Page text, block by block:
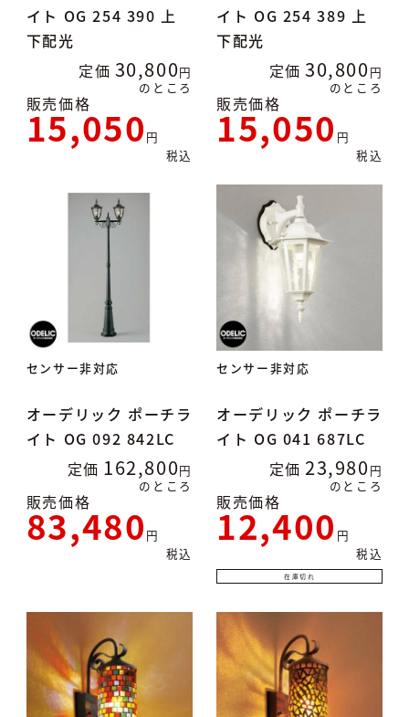
イト OG 254 390 上
下配光
定価 30,800
のところ
販売価格
15,050
税込
イト OG 254 389 上
下配光
定価 30,800
のところ
販売価格
15,050
税込
センサー非対応
オーデリック ポーチラ
イト OG 092 842LC
定価 162,800
のところ
販売価格
83,480
税込
センサー非対応
オーデリック ポーチラ
イト OG 041 687LC
定価 23,980
のところ
販売価格
12,400
税込
在庫切れ